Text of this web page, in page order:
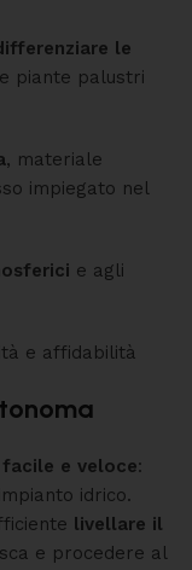
le
piante palustri
, materiale
impiegato nel
e agli
e affidabilità
facile e veloce:
idrico.
livellare il
e procedere al